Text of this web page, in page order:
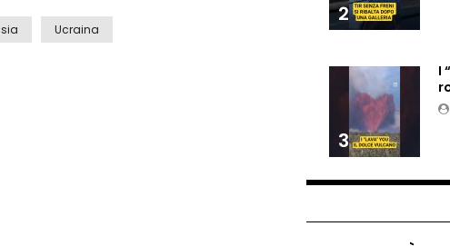
Ucraina
2
3
I